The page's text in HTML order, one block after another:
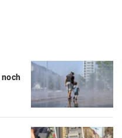
noch